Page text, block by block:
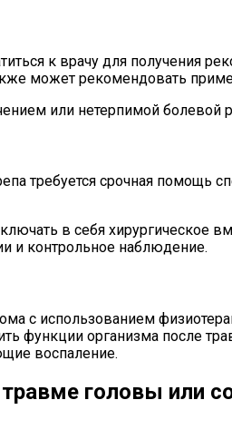
к врачу для получения
может рекомендовать
или нетерпимой болевой
требуется срочная помощь
в себя хирургическое
и контрольное наблюдение.
с использованием
функции организма после
воспаление.
головы или